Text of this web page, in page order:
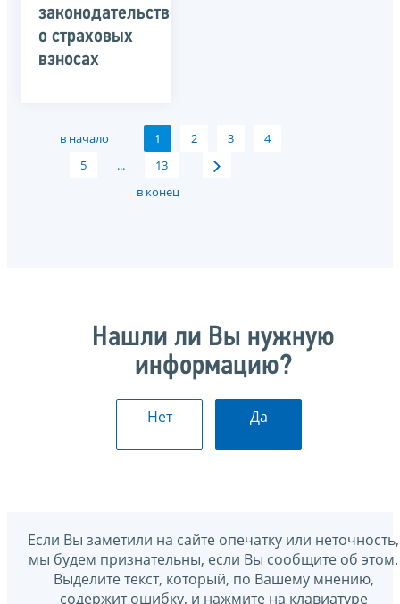
законодательство
о страховых
взносах
в начало 1 2 3
4
5
...
13
в конец
Нашли ли Вы нужную
информацию?
Нет Да
Если Вы заметили на сайте опечатку или неточность,
мы будем признательны, если Вы сообщите об этом.
Выделите текст, который, по Вашему мнению,
содержит ошибку, и нажмите на клавиатуре